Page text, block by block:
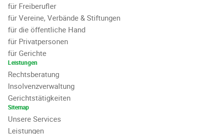
für Freiberufler
für Vereine, Verbände & Stiftungen
für die öffentliche Hand
für Privatpersonen
für Gerichte
Leistungen
Rechtsberatung
Insolvenzverwaltung
Gerichtstätigkeiten
Sitemap
Unsere Services
Leistungen